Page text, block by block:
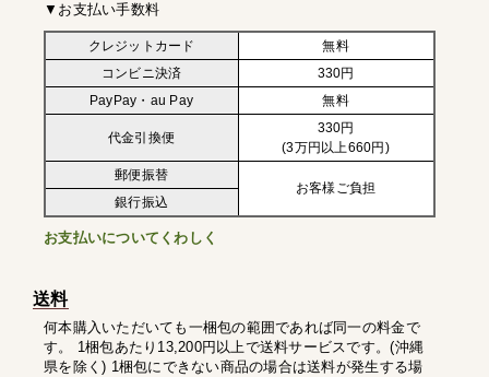
▼お支払い手数料
クレジットカード
無料
コンビニ決済
330円
PayPay・au Pay
無料
代金引換便
330円
(3万円以上660円)
郵便振替
お客様ご負担
銀行振込
お支払いについてくわしく
送料
何本購入いただいても一梱包の範囲であれば同一の料金で
す。 1梱包あたり13,200円以上で送料サービスです。(沖縄
県を除く) 1梱包にできない商品の場合は送料が発生する場